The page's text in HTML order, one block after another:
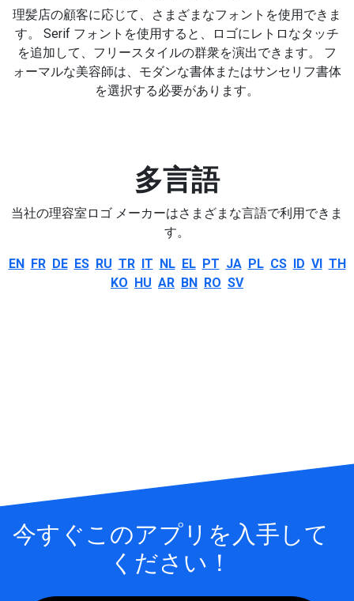
理髪店の顧客に応じて、さまざまなフォントを使用できま
す。 Serif フォントを使用すると、ロゴにレトロなタッチ
を追加して、フリースタイルの群衆を演出できます。 フ
ォーマルな美容師は、モダンな書体またはサンセリフ書体
を選択する必要があります。
多言語
当社の理容室ロゴ メーカーはさまざまな言語で利用できま
す。
EN FR DE ES RU TR IT NL EL PT JA PL CS ID VI TH
KO HU AR BN RO SV
今すぐこのアプリを入手して
ください！